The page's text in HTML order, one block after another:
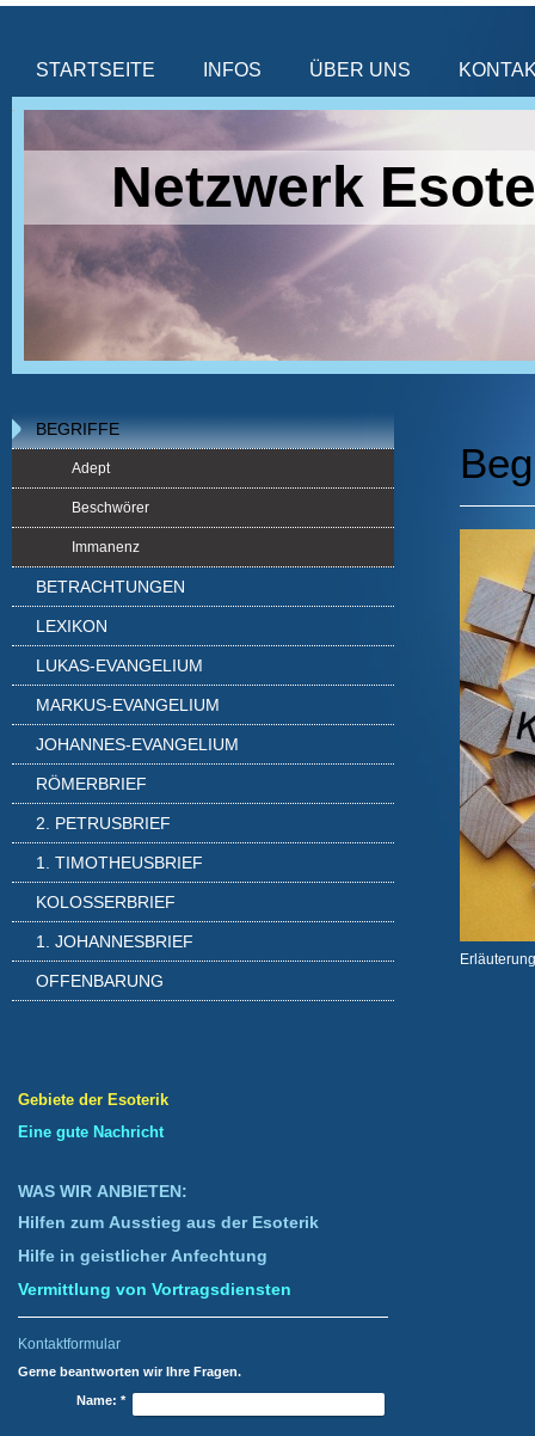
STARTSEITE INFOS ÜBER UNS
Netzwerk
BEGRIFFE
Adept
Beschwörer
Immanenz
BETRACHTUNGEN
LEXIKON
LUKAS-EVANGELIUM
MARKUS-EVANGELIUM
JOHANNES-EVANGELIUM
RÖMERBRIEF
2. PETRUSBRIEF
1. TIMOTHEUSBRIEF
KOLOSSERBRIEF
1. JOHANNESBRIEF
OFFENBARUNG
Gebiete der Esoterik
Eine gute Nachricht
WAS WIR ANBIETEN:
Hilfen zum Ausstieg aus der Esoterik
Hilfe in geistlicher Anfechtung
Vermittlung von Vortragsdiensten
Kontaktformular
Gerne beantworten wir Ihre Fragen.
Name: *